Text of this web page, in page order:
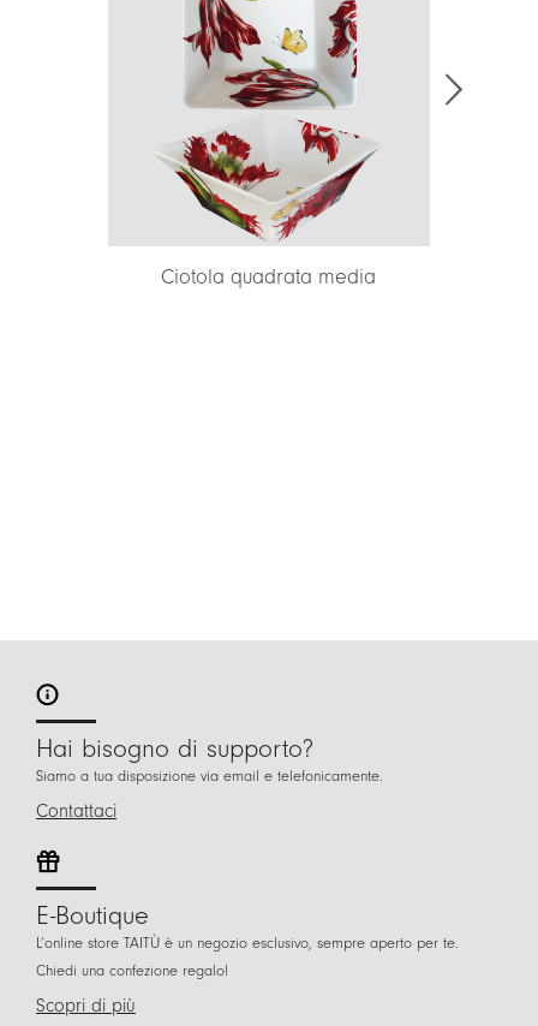
Mug
Hai bisogno di supporto?
Siamo a tua disposizione via email e telefonicamente.
Contattaci
E-Boutique
L’online store TAITÙ è un negozio esclusivo, sempre aperto per te.
Chiedi una confezione regalo!
Scopri di più